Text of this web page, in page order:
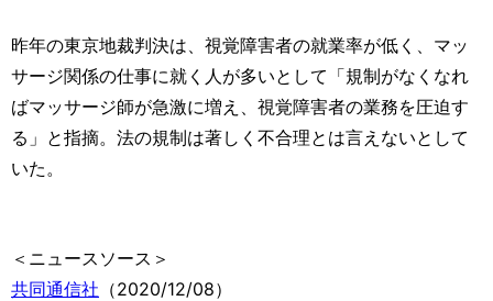
昨年の東京地裁判決は、視覚障害者の就業率が低く、マッ
サージ関係の仕事に就く人が多いとして「規制がなくなれ
ばマッサージ師が急激に増え、視覚障害者の業務を圧迫す
る」と指摘。法の規制は著しく不合理とは言えないとして
いた。
＜ニュースソース＞
共同通信社 （2020/12/08）